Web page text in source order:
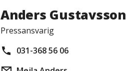
Anders Gustavsson
Pressansvarig
031-368 56 06